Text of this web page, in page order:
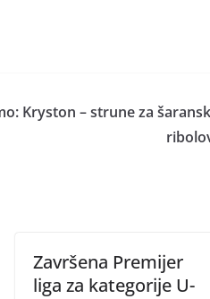
Kryston – strune za
Završena Premijer
liga za kategorije U-